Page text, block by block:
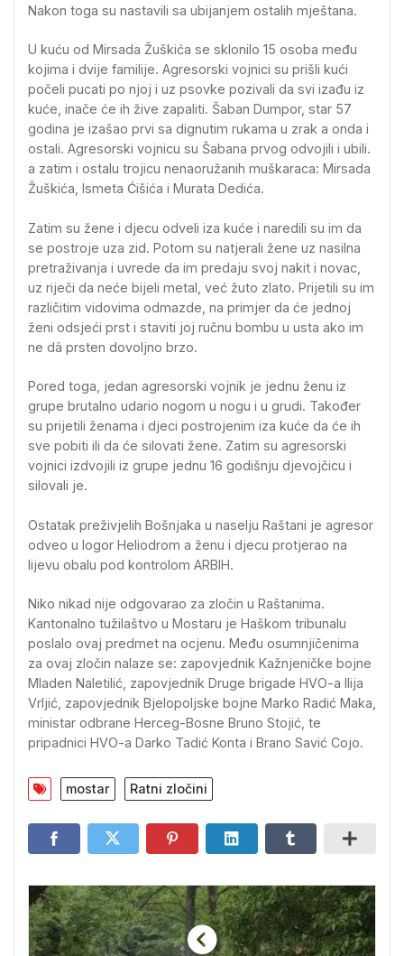
Nakon toga su nastavili sa ubijanjem ostalih mještana.
U kuću od Mirsada Žuškića se sklonilo 15 osoba među
kojima i dvije familije. Agresorski vojnici su prišli kući
počeli pucati po njoj i uz psovke pozivali da svi izađu iz
kuće, inače će ih žive zapaliti. Šaban Dumpor, star 57
godina je izašao prvi sa dignutim rukama u zrak a onda i
ostali. Agresorski vojnicu su Šabana prvog odvojili i ubili.
a zatim i ostalu trojicu nenaoružanih muškaraca: Mirsada
Žuškića, Ismeta Ćišića i Murata Dedića.
Zatim su žene i djecu odveli iza kuće i naredili su im da
se postroje uza zid. Potom su natjerali žene uz nasilna
pretraživanja i uvrede da im predaju svoj nakit i novac,
uz riječi da neće bijeli metal, već žuto zlato. Prijetili su im
različitim vidovima odmazde, na primjer da će jednoj
ženi odsjeći prst i staviti joj ručnu bombu u usta ako im
ne dâ prsten dovoljno brzo.
Pored toga, jedan agresorski vojnik je jednu ženu iz
grupe brutalno udario nogom u nogu i u grudi. Također
su prijetili ženama i djeci postrojenim iza kuće da će ih
sve pobiti ili da će silovati žene. Zatim su agresorski
vojnici izdvojili iz grupe jednu 16 godišnju djevojčicu i
silovali je.
Ostatak preživjelih Bošnjaka u naselju Raštani je agresor
odveo u logor Heliodrom a ženu i djecu protjerao na
lijevu obalu pod kontrolom ARBIH.
Niko nikad nije odgovarao za zločin u Raštanima.
Kantonalno tužilaštvo u Mostaru je Haškom tribunalu
poslalo ovaj predmet na ocjenu. Među osumnjičenima
za ovaj zločin nalaze se: zapovjednik Kažnjeničke bojne
Mladen Naletilić, zapovjednik Druge brigade HVO-a Ilija
Vrljić, zapovjednik Bjelopoljske bojne Marko Radić Maka,
ministar odbrane Herceg-Bosne Bruno Stojić, te
pripadnici HVO-a Darko Tadić Konta i Brano Savić Cojo.
mostar Ratni zločini